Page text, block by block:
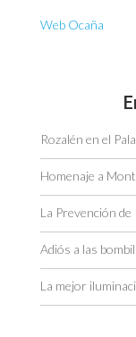
Web Ocaña
Rozalén en el
Homenaje a
La Prevención de
Adiós a las
La mejor